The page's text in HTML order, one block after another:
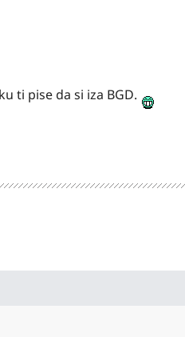
ti pise da si iza BGD.